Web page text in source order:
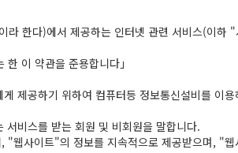
한다)에서 제공하는 인터넷 관련 서비스(이하
이 약관을 준용합니다」
공하기 위하여 컴퓨터등 정보통신설비를 이용
비스를 받는 회원 및 비회원을 말합니다.
사이트"의 정보를 지속적으로 제공받으며, "웹